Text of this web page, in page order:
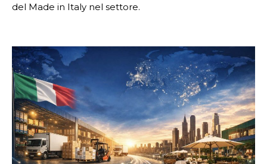
del Made in Italy nel settore.